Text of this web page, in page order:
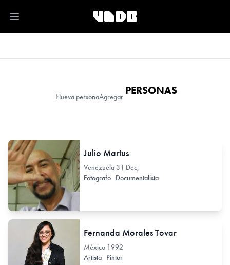
Open main menu
Nueva personaAgregar PERSONAS
Julio Martus
Venezuela31 Dec,
Fotografo Documentalista
Fernanda Morales Tovar
México 1992
Artista Pintor